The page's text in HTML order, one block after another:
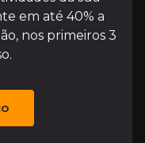
em até 40% a
nos primeiros 3